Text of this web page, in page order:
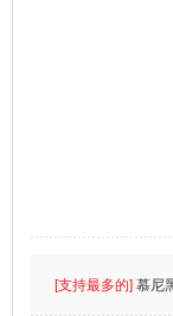
[支持最多的] 慕尼